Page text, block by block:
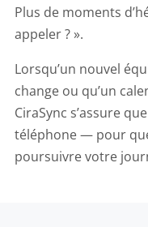
Plus de moments
appeler ? ».
Lorsqu’un nouvel
change ou qu’un
CiraSync s’assure
téléphone — pour
poursuivre votre